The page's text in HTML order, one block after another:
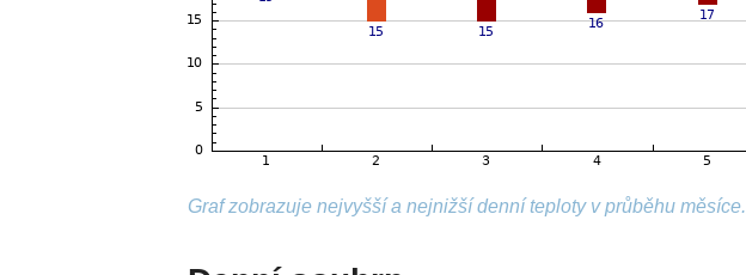
Graf zobrazuje nejvyšší a nejnižší denní teploty v průběhu měsíce.